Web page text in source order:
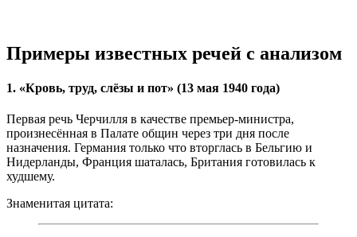
Примеры известных речей с анализом
1. «Кровь, труд, слёзы и пот» (13 мая 1940 года)
Первая речь Черчилля в качестве премьер-министра,
произнесённая в Палате общин через три дня после
назначения. Германия только что вторглась в Бельгию и
Нидерланды, Франция шаталась, Британия готовилась к
худшему.
Знаменитая цитата: